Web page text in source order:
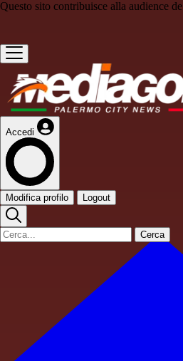
Questo sito contribuisce alla audience de
Accedi
Modifica profilo Logout
Cerca